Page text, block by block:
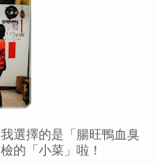
選擇的是「腸旺鴨血臭
的「小菜」啦！